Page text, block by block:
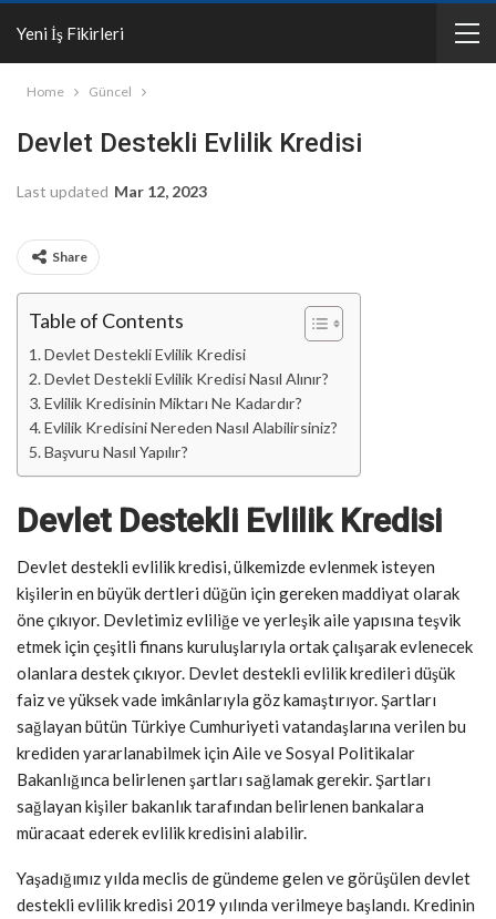
Yeni İş Fikirleri
Home Güncel
Devlet Destekli Evlilik Kredisi
Last updated Mar 12, 2023
Share
Table of Contents
Devlet Destekli Evlilik Kredisi
Devlet Destekli Evlilik Kredisi Nasıl Alınır?
Evlilik Kredisinin Miktarı Ne Kadardır?
Evlilik Kredisini Nereden Nasıl Alabilirsiniz?
Başvuru Nasıl Yapılır?
Devlet Destekli Evlilik Kredisi
Devlet destekli evlilik kredisi, ülkemizde evlenmek isteyen
kişilerin en büyük dertleri düğün için gereken maddiyat olarak
öne çıkıyor. Devletimiz evliliğe ve yerleşik aile yapısına teşvik
etmek için çeşitli finans kuruluşlarıyla ortak çalışarak evlenecek
olanlara destek çıkıyor. Devlet destekli evlilik kredileri düşük
faiz ve yüksek vade imkânlarıyla göz kamaştırıyor. Şartları
sağlayan bütün Türkiye Cumhuriyeti vatandaşlarına verilen bu
krediden yararlanabilmek için Aile ve Sosyal Politikalar
Bakanlığınca belirlenen şartları sağlamak gerekir. Şartları
sağlayan kişiler bakanlık tarafından belirlenen bankalara
müracaat ederek evlilik kredisini alabilir.
Yaşadığımız yılda meclis de gündeme gelen ve görüşülen devlet
destekli evlilik kredisi 2019 yılında verilmeye başlandı. Kredinin